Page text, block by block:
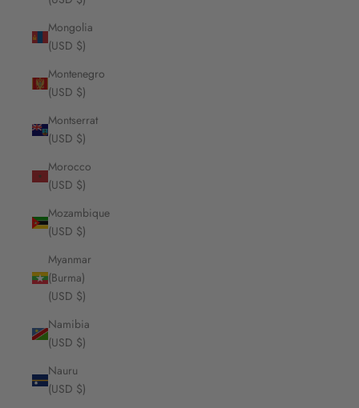
Mongolia
(USD $)
Montenegro
(USD $)
Montserrat
(USD $)
Morocco
(USD $)
Mozambique
(USD $)
Myanmar
(Burma)
(USD $)
Namibia
(USD $)
Nauru
(USD $)